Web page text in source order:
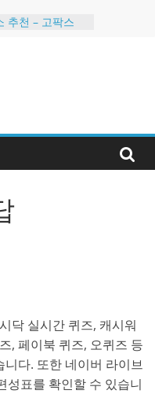
추천 – 고팍스
은행 멤버십 현
순위 BEST 2
닥 실시간 퀴즈, 캐시워
, 페이북 퀴즈, 오퀴즈 등
다. 또한 네이버 라이브
성표를 확인할 수 있습니